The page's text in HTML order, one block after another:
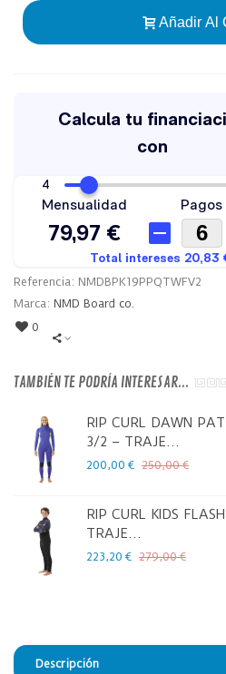
Añadir Al
Referencia: NMDBPK19PPQTWFV2
Marca: NMD Board co.
0
TAMBIÉN TE PODRÍA INTERESAR...
RIP CURL DAWN
3/2 – TRAJE...
200,00 € 250,00 €
RIP CURL KIDS
TRAJE...
223,20 € 279,00 €
Descripción